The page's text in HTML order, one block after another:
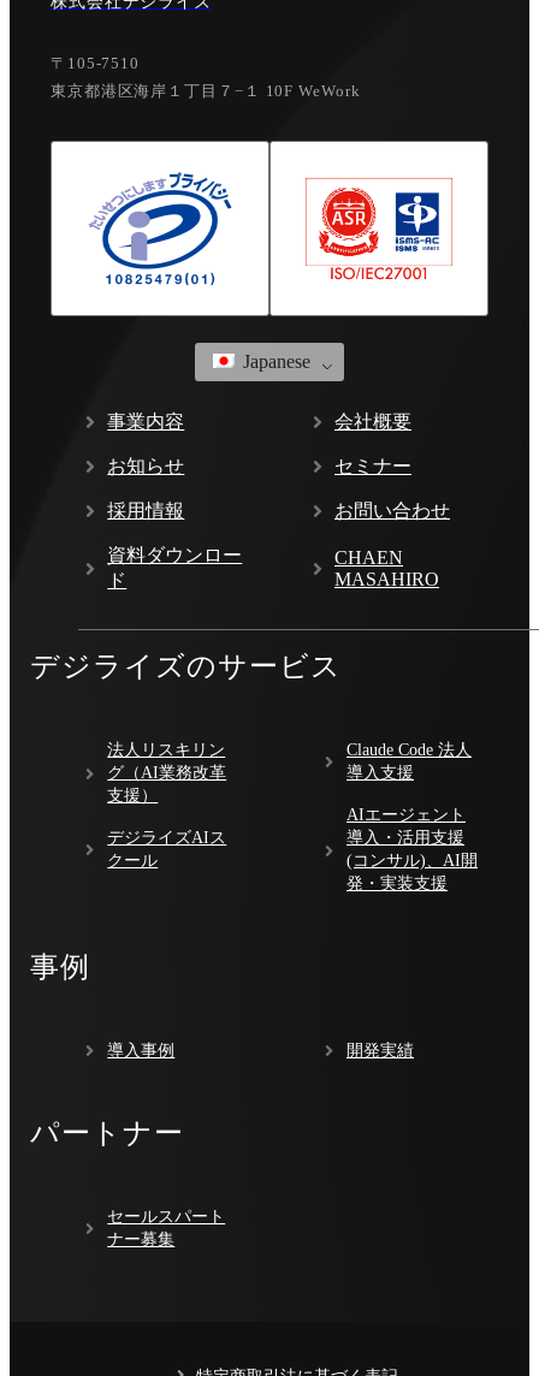
〒105-7510
東京都港区海岸１丁目７−１ 10F WeWork
Japanese
事業内容 会社概要
お知らせ セミナー
採用情報 お問い合わせ
資料ダウンロー
ド
CHAEN
MASAHIRO
デジライズのサービス
法人リスキリン
グ（AI業務改革
支援）
デジライズAIス
クール
Claude Code 法人
導入支援
AIエージェント
導入・活用支援
(コンサル)、AI開
発・実装支援
事例
導入事例 開発実績
パートナー
セールスパート
ナー募集